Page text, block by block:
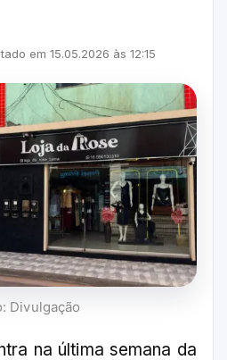
em 15.05.2026 às 12:15
Divulgação
na última semana da